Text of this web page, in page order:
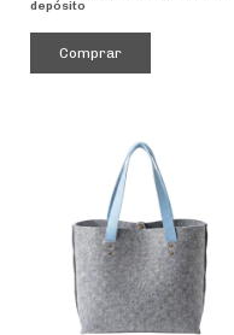
depósito